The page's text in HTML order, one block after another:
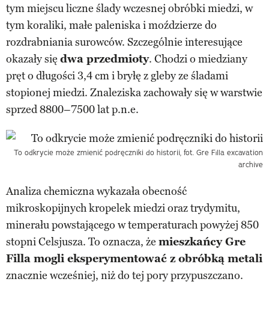
tym miejscu liczne ślady wczesnej obróbki miedzi, w
tym koraliki, małe paleniska i moździerze do
rozdrabniania surowców. Szczególnie interesujące
okazały się dwa przedmioty. Chodzi o miedziany
pręt o długości 3,4 cm i bryłę z gleby ze śladami
stopionej miedzi. Znaleziska zachowały się w warstwie
sprzed 8800–7500 lat p.n.e.
To odkrycie może zmienić podręczniki do historii, fot. Gre Fılla excavation
archive
Analiza chemiczna wykazała obecność
mikroskopijnych kropelek miedzi oraz trydymitu,
minerału powstającego w temperaturach powyżej 850
stopni Celsjusza. To oznacza, że mieszkańcy Gre
Filla mogli eksperymentować z obróbką metali
znacznie wcześniej, niż do tej pory przypuszczano.